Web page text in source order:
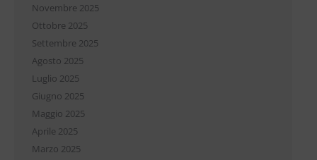
Novembre 2025
Ottobre 2025
Settembre 2025
Agosto 2025
Luglio 2025
Giugno 2025
Maggio 2025
Aprile 2025
Marzo 2025